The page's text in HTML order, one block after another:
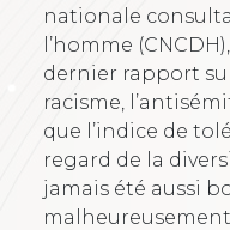
nationale
l’homme
dernier rapport
racisme,
que l’indice de
regard de la
jamais été aussi